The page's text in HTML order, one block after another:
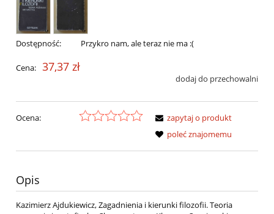
Dostępność: Przykro nam, ale teraz nie ma :(
Cena: 37,37 zł
dodaj do przechowalni
Ocena:
zapytaj o produkt
poleć znajomemu
Opis
Kazimierz Ajdukiewicz, Zagadnienia i kierunki filozofii. Teoria